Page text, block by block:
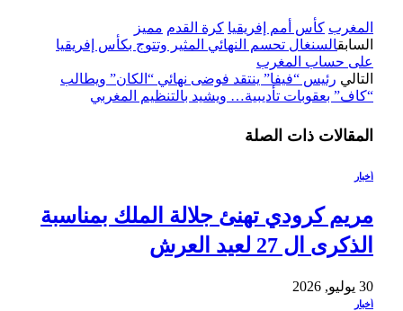
المغرب كأس أمم إفريقيا كرة القدم مميز
السابقالسنغال تحسم النهائي المثير وتتوج بكأس إفريقيا
على حساب المغرب
التالي رئيس “فيفا” ينتقد فوضى نهائي “الكان” ويطالب
“كاف” بعقوبات تأديبية… ويشيد بالتنظيم المغربي
المقالات ذات الصلة
أخبار
مريم كرودي تهنئ جلالة الملك بمناسبة
الذكرى ال 27 لعيد العرش
30 يوليو, 2026
أخبار